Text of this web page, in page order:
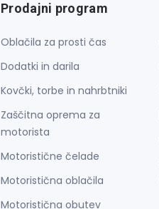
Prodajni program
Oblačila za prosti čas
Dodatki in darila
Kovčki, torbe in nahrbtniki
Zaščitna oprema za
motorista
Motoristične čelade
Motoristična oblačila
Motoristična obutev